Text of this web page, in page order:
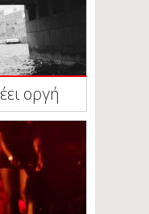
οργή